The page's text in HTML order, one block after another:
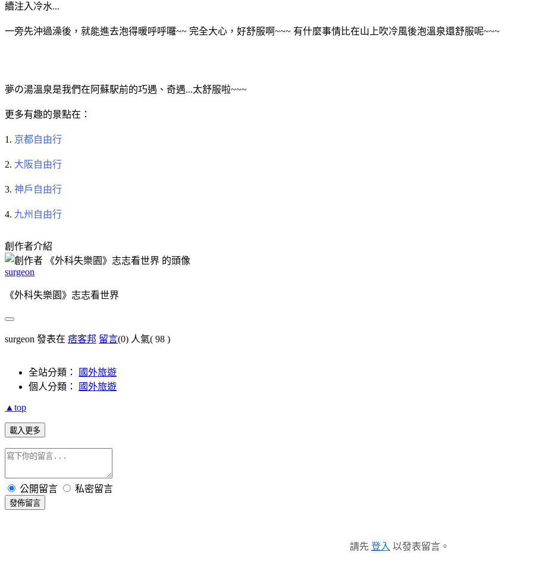
續注入冷水...
一旁先沖過澡後，就能進去泡得暖呼呼囉~~ 完全大心，好舒服啊~~~ 有什麼事情比在山上吹冷風後泡溫泉還舒服呢~~~
夢の湯溫泉是我們在阿蘇駅前的巧遇、奇遇...太舒服啦~~~
更多有趣的景點在：
1. 京都自由行
2. 大阪自由行
3. 神戶自由行
4. 九州自由行
創作者介紹
surgeon
《外科失樂園》志志看世界
surgeon 發表在 痞客邦 留言(0) 人氣( 98 )
全站分類：
國外旅遊
個人分類：
國外旅遊
▲top
載入更多
公開留言 私密留言
發佈留言
請先 登入 以發表留言。